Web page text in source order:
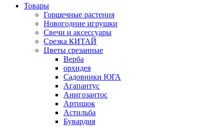
Товары
Горшечные растения
Новогодние игрушки
Свечи и аксессуары
Срезка КИТАЙ
Цветы срезанные
Верба
орхидея
Садовники ЮГА
Агапантус
Анигозантос
Артишок
Астильба
Бувардия